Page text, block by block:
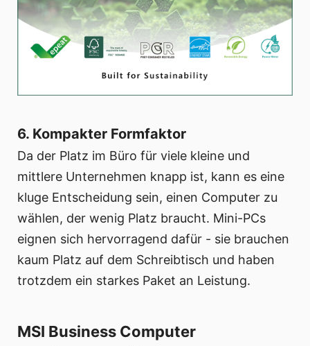
6. Kompakter Formfaktor
Da der Platz im Büro für viele kleine und
mittlere Unternehmen knapp ist, kann es eine
kluge Entscheidung sein, einen Computer zu
wählen, der wenig Platz braucht. Mini-PCs
eignen sich hervorragend dafür - sie brauchen
kaum Platz auf dem Schreibtisch und haben
trotzdem ein starkes Paket an Leistung.
MSI Business Computer